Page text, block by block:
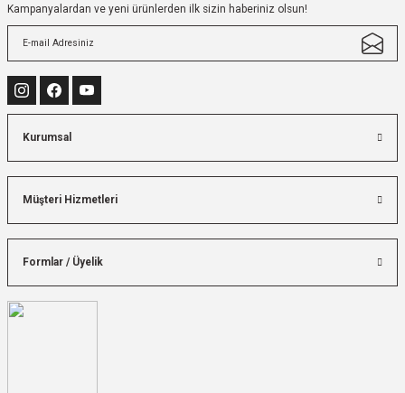
Kampanyalardan ve yeni ürünlerden ilk sizin haberiniz olsun!
Kurumsal
Müşteri Hizmetleri
Formlar / Üyelik